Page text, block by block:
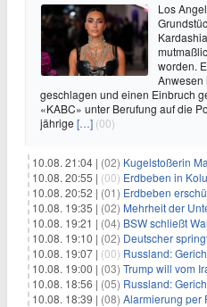
Los
worden.
Anwesen
geschlagen und einen Einbruch
«KABC» unter Berufung auf die
jährige […] (00)
10.08. 21:04 | (02) Kugelstoßerin
10.08. 20:55 | (00) Erdbeben in
10.08. 20:52 | (01) Erdbeben
10.08. 19:35 | (02) Mehrheit der
10.08. 19:21 | (04) BSW schließt Wahl
10.08. 19:10 | (02) Deutscher
10.08. 19:07 | (00) Russland: Gericht
10.08. 19:00 | (03) Trump will vom Iran
10.08. 18:56 | (05) Russland: Gericht
10.08. 18:39 | (08) Alarmierung per Fax -